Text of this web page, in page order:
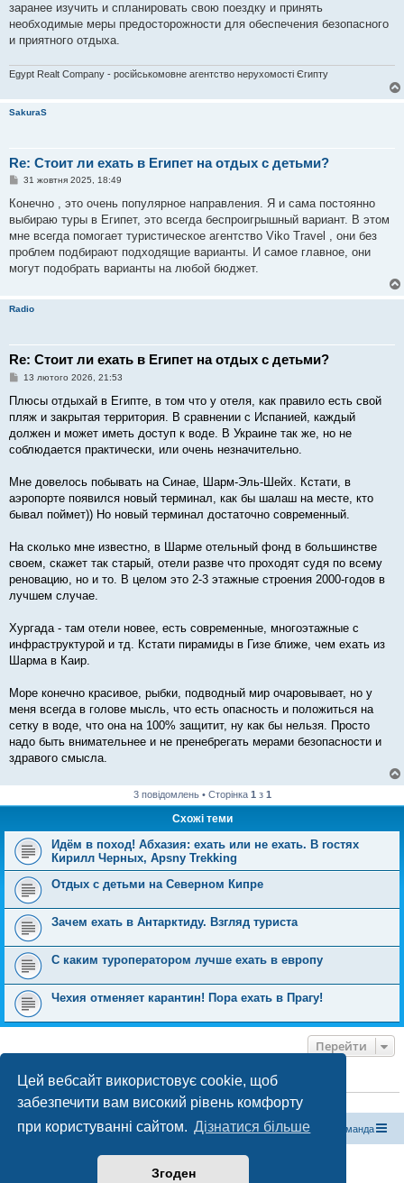
Цей вебсайт використовує cookie, щоб
забезпечити вам високий рівень комфорту
при користуванні сайтом. Дізнатися більше
Згоден
заранее изучить и спланировать свою поездку и принять
необходимые меры предосторожности для обеспечения безопасного
и приятного отдыха.
Egypt Realt Company - російськомовне агентство нерухомості Єгипту
SakuraS
Re: Стоит ли ехать в Египет на отдых с детьми?
П
в
д
о
л
е
я
31 жовтня 2025, 18:49
Конечно , это очень популярное направления. Я и сама постоянно
выбираю туры в Египет, это всегда беспроигрышный вариант. В этом
мне всегда помогает туристическое агентство Viko Travel , они без
проблем подбирают подходящие варианты. И самое главное, они
могут подобрать варианты на любой бюджет.
Radio
Re: Стоит ли ехать в Египет на отдых с детьми?
П
в
д
о
л
н
я
13 лютого 2026, 21:53
Плюсы отдыхай в Египте, в том что у отеля, как правило есть свой
пляж и закрытая территория. В сравнении с Испанией, каждый
должен и может иметь доступ к воде. В Украине так же, но не
соблюдается практически, или очень незначительно.
Мне довелось побывать на Синае, Шарм-Эль-Шейх. Кстати, в
аэропорте появился новый терминал, как бы шалаш на месте, кто
бывал поймет)) Но новый терминал достаточно современный.
На сколько мне известно, в Шарме отельный фонд в большинстве
своем, скажет так старый, отели разве что проходят судя по всему
реновацию, но и то. В целом это 2-3 этажные строения 2000-годов в
лучшем случае.
Хургада - там отели новее, есть современные, многоэтажные с
инфраструктурой и тд. Кстати пирамиды в Гизе ближе, чем ехать из
Шарма в Каир.
Море конечно красивое, рыбки, подводный мир очаровывает, но у
меня всегда в голове мысль, что есть опасность и положиться на
сетку в воде, что она на 100% защитит, ну как бы нельзя. Просто
надо быть внимательнее и не пренебрегать мерами безопасности и
здравого смысла.
3 повідомлень • Сторінка 1 з 1
Схожі теми
Идём в поход! Абхазия: ехать или не ехать. В гостях
Кирилл Черных, Apsny Trekking
Отдых с детьми на Северном Кипре
Зачем ехать в Антарктиду. Взгляд туриста
C каким туроператором лучше ехать в европу
Чехия отменяет карантин! Пора ехать в Прагу!
Перейти
ХТО ЗАРАЗ ОНЛАЙН
Зараз переглядають цей форум:ClaudeBot [бот ШІ]і 0 гостей
Магазин спорядження Туристичний форум «Рюкзак» Команда
Працює на phpBB® Forum Software © phpBB Limited
Конфіденційність